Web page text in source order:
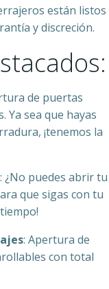
están listos
y discreción.
de puertas
Ya sea que hayas
¡tenemos la
: ¿No puedes abrir tu
que sigas con tu
: Apertura de
con total